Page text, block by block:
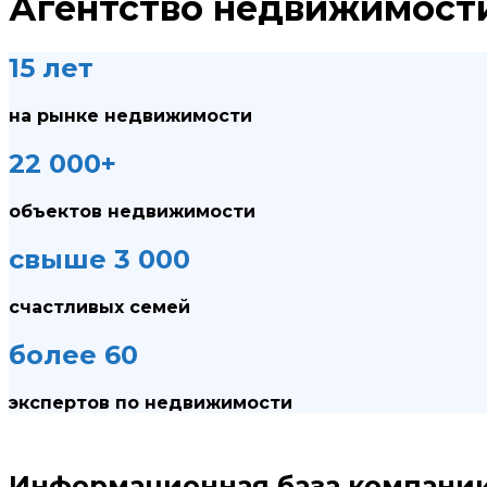
15 лет
на рынке недвижимости
22 000+
объектов недвижимости
свыше 3 000
счастливых семей
более 60
экспертов по недвижимости